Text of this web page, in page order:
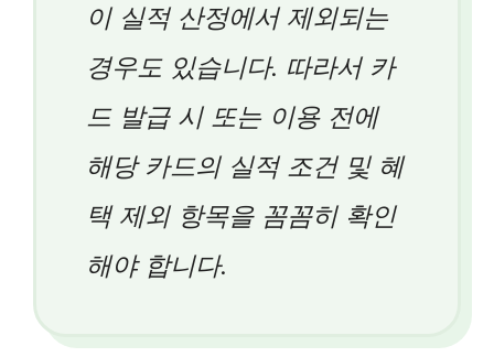
이 실적 산정에서 제외되는
경우도 있습니다. 따라서 카
드 발급 시 또는 이용 전에
해당 카드의 실적 조건 및 혜
택 제외 항목을 꼼꼼히 확인
해야 합니다.